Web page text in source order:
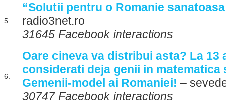
5.
“Solutii pentru o Romanie
radio3net.ro
31645 Facebook interactions
6.
Oare cineva va distribui asta? La 13
considerati deja genii in matematica
Gemenii-model ai Romaniei! –
30747 Facebook interactions